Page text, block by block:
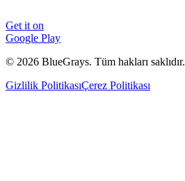
Get it on
Google Play
© 2026 BlueGrays. Tüm hakları saklıdır.
Gizlilik PolitikasıÇerez Politikası